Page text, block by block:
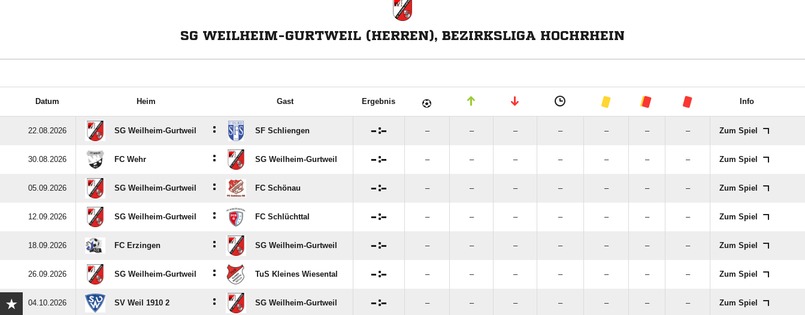
SG WEILHEIM-GURTWEIL (HERREN), BEZIRKSLIGA HOCHRHEIN
Datum Heim Gast Ergebnis Info
22.08.2026 SG Weilheim-Gurtweil : SF Schliengen : – – – – – – – Zum Spiel
30.08.2026 FC Wehr : SG Weilheim-Gurtweil : – – – – – – – Zum Spiel
05.09.2026 SG Weilheim-Gurtweil : FC Schönau : – – – – – – – Zum Spiel
12.09.2026 SG Weilheim-Gurtweil : FC Schlüchttal : – – – – – – – Zum Spiel
18.09.2026 FC Erzingen : SG Weilheim-Gurtweil : – – – – – – – Zum Spiel
26.09.2026 SG Weilheim-Gurtweil : TuS Kleines Wiesental : – – – – – – – Zum Spiel
04.10.2026 SV Weil 1910 2 : SG Weilheim-Gurtweil : – – – – – – – Zum Spiel